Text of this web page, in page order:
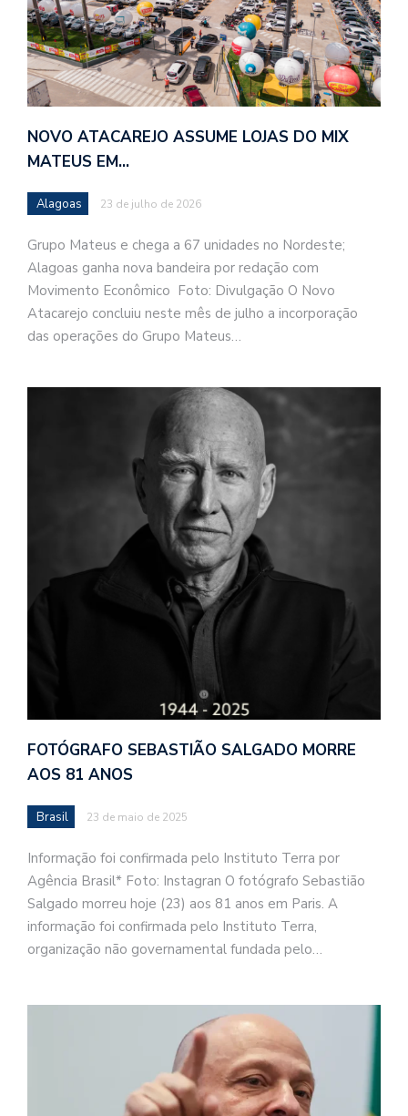
NOVO ATACAREJO ASSUME LOJAS DO MIX
MATEUS EM…
Alagoas 23 de julho de 2026
Grupo Mateus e chega a 67 unidades no Nordeste;
Alagoas ganha nova bandeira por redação com
Movimento Econômico Foto: Divulgação O Novo
Atacarejo concluiu neste mês de julho a incorporação
das operações do Grupo Mateus…
FOTÓGRAFO SEBASTIÃO SALGADO MORRE
AOS 81 ANOS
Brasil 23 de maio de 2025
Informação foi confirmada pelo Instituto Terra por
Agência Brasil* Foto: Instagran O fotógrafo Sebastião
Salgado morreu hoje (23) aos 81 anos em Paris. A
informação foi confirmada pelo Instituto Terra,
organização não governamental fundada pelo…